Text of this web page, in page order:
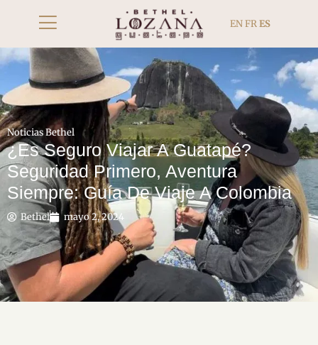
EN FR ES
Noticias Bethel
¿Es Seguro Viajar A Guatapé?
Seguridad Primero, Aventura
Siempre: Guía De Viaje A Colombia
Bethel mayo 2, 2024